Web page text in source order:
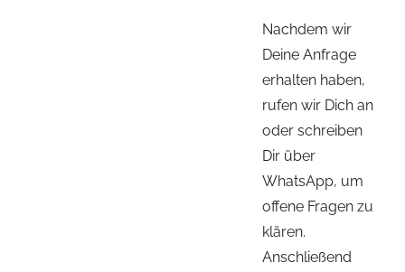
Nachdem wir
Deine Anfrage
erhalten haben,
rufen wir Dich an
oder schreiben
Dir über
WhatsApp, um
offene Fragen zu
klären.
Anschließend